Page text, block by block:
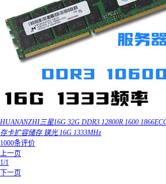
HUANANZHI三星16G 32G DDR3 12800R 1600
存卡扩容储存 镁光 16G 1333MHz
1000条评价
上一页
1/1
下一页